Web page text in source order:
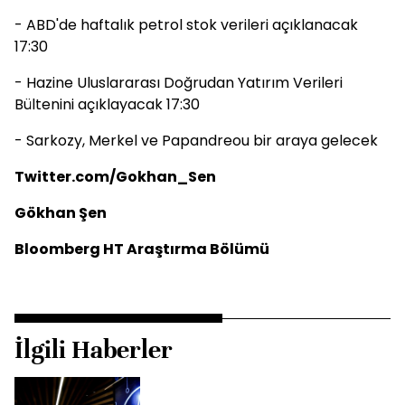
- ABD'de haftalık petrol stok verileri açıklanacak
17:30
- Hazine Uluslararası Doğrudan Yatırım Verileri
Bültenini açıklayacak 17:30
- Sarkozy, Merkel ve Papandreou bir araya gelecek
Twitter.com/Gokhan_Sen
Gökhan Şen
Bloomberg HT Araştırma Bölümü
İlgili Haberler